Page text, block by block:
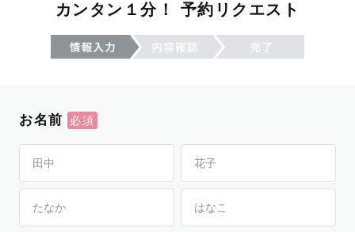
カンタン１分！ 予約リクエスト
お名前